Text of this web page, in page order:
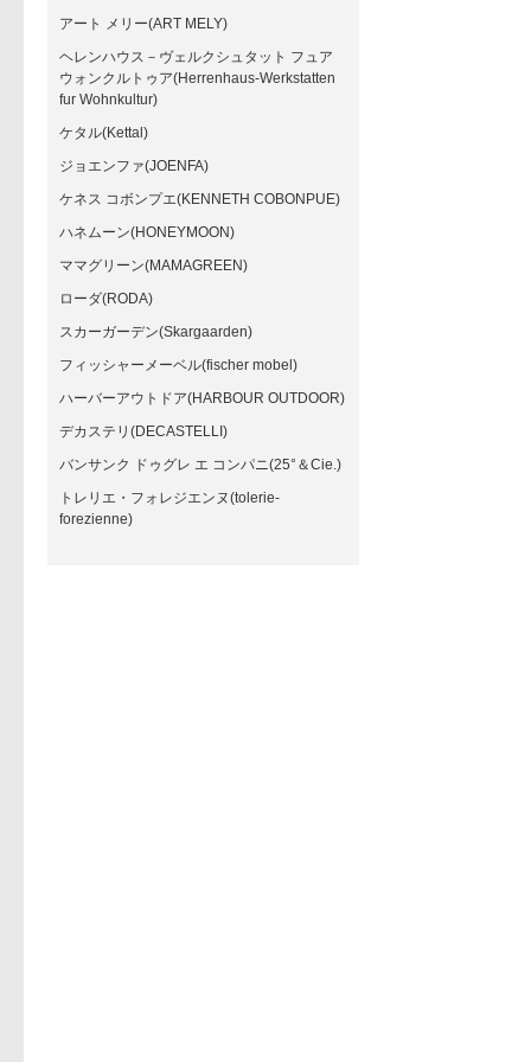
アート メリー(ART MELY)
ヘレンハウス－ヴェルクシュタット フュア
ウォンクルトゥア(Herrenhaus-Werkstatten
fur Wohnkultur)
ケタル(Kettal)
ジョエンファ(JOENFA)
ケネス コボンプエ(KENNETH COBONPUE)
ハネムーン(HONEYMOON)
ママグリーン(MAMAGREEN)
ローダ(RODA)
スカーガーデン(Skargaarden)
フィッシャーメーベル(fischer mobel)
ハーバーアウトドア(HARBOUR OUTDOOR)
デカステリ(DECASTELLI)
バンサンク ドゥグレ エ コンパニ(25°＆Cie.)
トレリエ・フォレジエンヌ(tolerie-
forezienne)